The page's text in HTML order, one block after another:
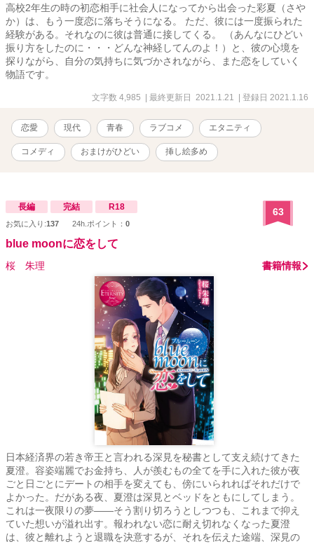
高校2年生の時の初恋相手に社会人になってから出会った彩夏（さや
か）は、もう一度恋に落ちそうになる。 ただ、彼には一度振られた
経験がある。それなのに彼は普通に接してくる。 （あんなにひどい
振り方をしたのに・・・どんな神経してんのよ！）と、彼の心境を
探りながら、自分の気持ちに気づかされながら、また恋をしていく
物語です。
文字数 4,985 | 最終更新日 2021.1.21 | 登録日 2021.1.16
恋愛 現代 青春 ラブコメ エタニティ
コメディ おまけがひどい 挿し絵多め
長編 完結 R18
お気に入り:137 24h.ポイント： 0
63
blue moonに恋をして
桜 朱理 書籍情報
日本経済界の若き帝王と言われる深見を秘書として支え続けてきた
夏澄。容姿端麗でお金持ち、人が羨むもの全てを手に入れた彼が夜
ごと日ごとにデートの相手を変えても、傍にいられればそれだけで
よかった。だがある夜、夏澄は深見とベッドをともにしてしまう。
これは一夜限りの夢――そう割り切ろうとしつつも、これまで抑え
ていた想いが溢れ出す。報われない恋に耐え切れなくなった夏澄
は、彼と離れようと退職を決意するが、それを伝えた途端、深見の